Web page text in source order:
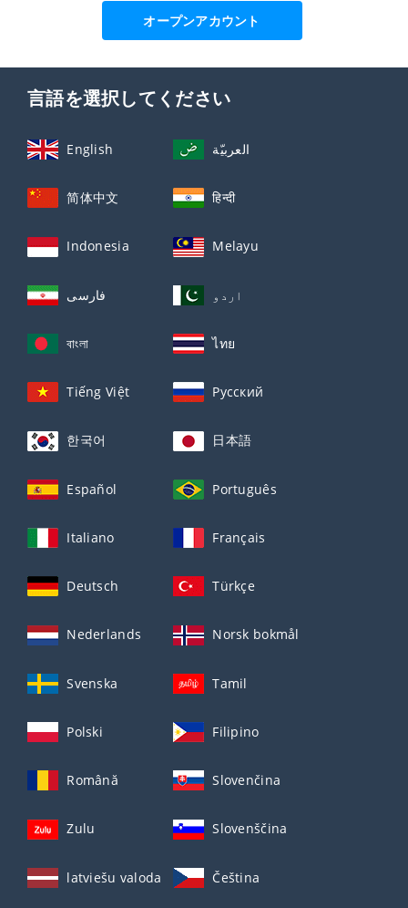
オープンアカウント
言語を選択してください
English العربيّة
简体中文 हिन्दी
Indonesia Melayu
فارسی اردو
বাংলা ไทย
Tiếng Việt Русский
한국어 日本語
Español Português
Italiano Français
Deutsch Türkçe
Nederlands Norsk bokmål
Svenska Tamil
Polski Filipino
Română Slovenčina
Zulu Slovenščina
latviešu valoda Čeština